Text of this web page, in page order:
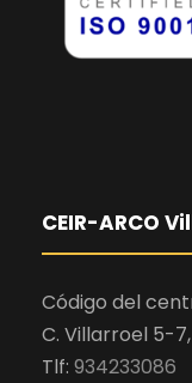
CEIR-ARCO
Código del
C. Villarroel 5-
Tlf: 934233086